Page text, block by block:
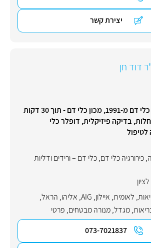
יצירת קשר
דוד חן
מומחה בכירורגיית כלי דם מ-1991, מכון כלי דם - תוך 30 דקות
בדיקה פיזיקלית, דופלר כלי
לטיפול
,כירורגיה כלי דם,כלי דם – ורידים ודליות
, לאומית, איילון,
AIG
, אליהו, הראל,
,מגדל,מנורה מבטחים, פרטי
073-7021837